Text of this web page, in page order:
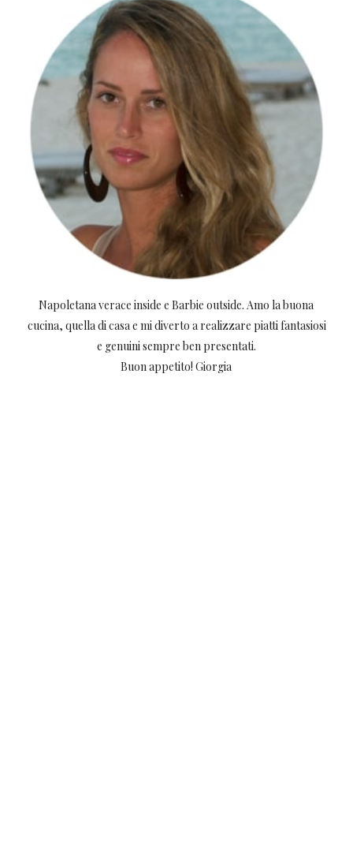
Napoletana verace inside e Barbie outside. Amo la buona
cucina, quella di casa e mi diverto a realizzare piatti fantasiosi
e genuini sempre ben presentati.
Buon appetito! Giorgia